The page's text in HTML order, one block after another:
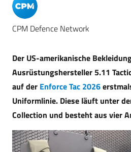
CPM Defence Network
Der US-amerikanische
Ausrüstungshersteller 5.11
auf der Enforce Tac 2026
Uniformlinie. Diese läuft unter
Collection und besteht aus vier